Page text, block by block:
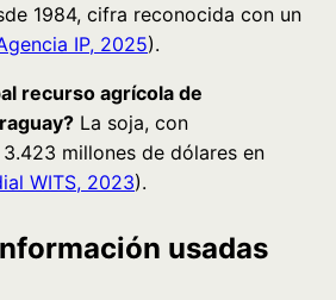
1984, cifra reconocida con un
IP, 2025).
recurso agrícola de
La soja, con
millones de dólares en
WITS, 2023).
usadas